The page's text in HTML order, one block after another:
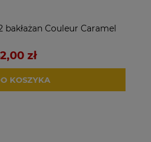
bakłażan Couleur Caramel
zł
KOSZYKA